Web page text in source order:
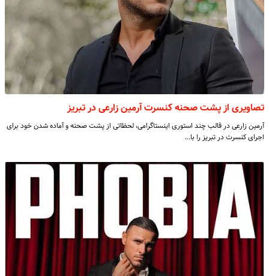
تصاویری از پشت صحنه کنسرت آرمین زارعی در تبریز
آرمین زارعی در قالب چند استوری اینستاگرامی، لحظاتی از پشت صحنه و آماده شدن خود برای
اجرای کنسرت در تبریز را با…